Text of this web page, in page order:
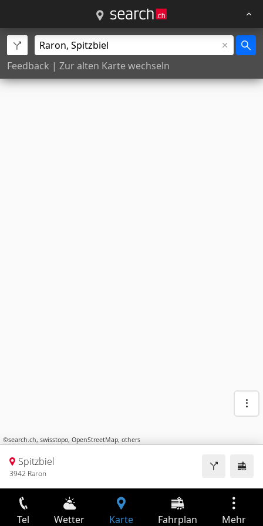
Feedback | Zur alten Karte wechseln
©search.ch, swisstopo, OpenStreetMap, others
Spitzbiel
3942 Raron
Tel Wetter Karte Fahrplan Mehr